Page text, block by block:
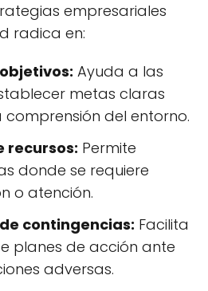
empresariales
radica en:
Ayuda a las
metas claras
del entorno.
recursos: Permite
donde se requiere
o atención.
contingencias: Facilita
planes de acción ante
adversas.